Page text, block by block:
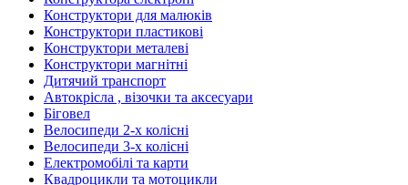
Конструктори для малюків
Конструктори пластикові
Конструктори металеві
Конструктори магнітні
Дитячий транспорт
Автокрісла , візочки та аксесуари
Біговел
Велосипеди 2-х колісні
Велосипеди 3-х колісні
Електромобілі та карти
Квадроцикли та мотоцикли